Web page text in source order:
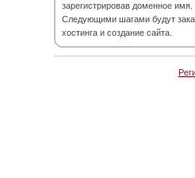
зарегистрировав доменное имя.
Следующими шагами будут
хостинга и создание сайта.